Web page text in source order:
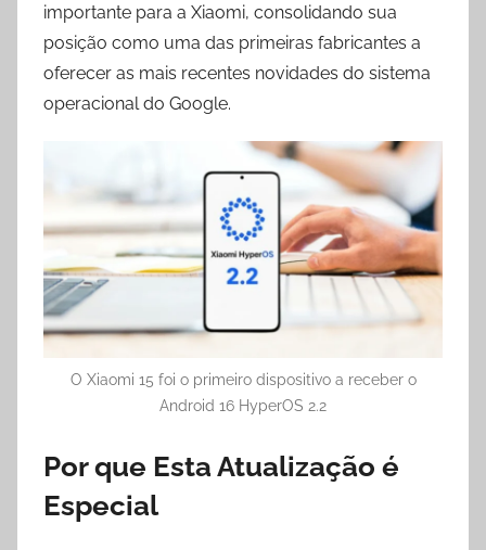
importante para a Xiaomi, consolidando sua
posição como uma das primeiras fabricantes a
oferecer as mais recentes novidades do sistema
operacional do Google.
O Xiaomi 15 foi o primeiro dispositivo a receber o
Android 16 HyperOS 2.2
Por que Esta Atualização é
Especial